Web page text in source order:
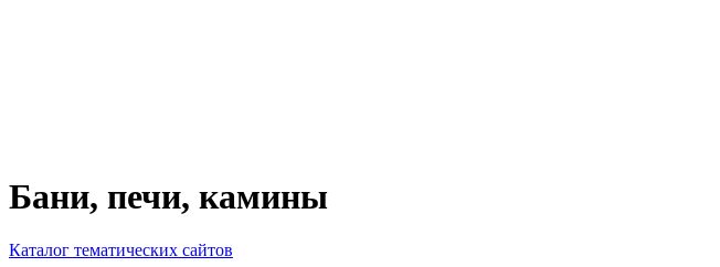
Бани, печи, камины
Каталог тематических сайтов